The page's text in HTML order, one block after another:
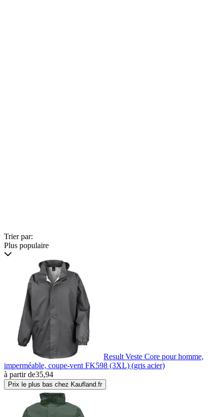
Trier par:
Plus populaire
Result Veste Core pour homme,
imperméable, coupe-vent FK598 (3XL) (gris acier)
à partir de35,94
Prix le plus bas chez Kaufland.fr